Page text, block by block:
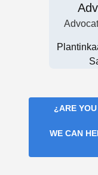
¿ARE
WE CAN